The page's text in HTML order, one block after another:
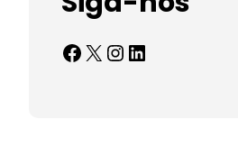
Facebook X InstagramLinkedIn